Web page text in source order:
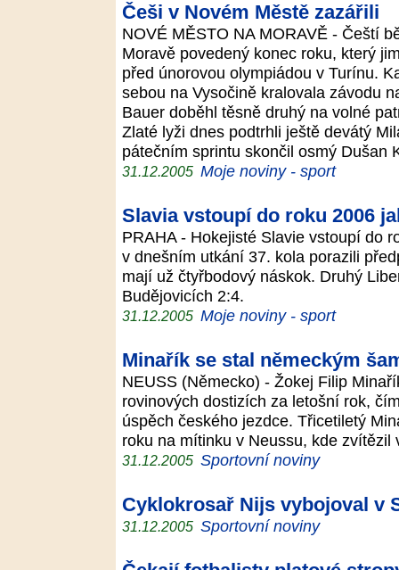
Češi v Novém Městě zazářili
NOVÉ MĚSTO NA MORAVĚ - Čeští
Moravě povedený konec roku, který
před únorovou olympiádou v Turínu.
sebou na Vysočině kralovala závodu
Bauer doběhl těsně druhý na volné
Zlaté lyži dnes podtrhli ještě devátý
pátečním sprintu skončil osmý Dušan
31.12.2005 Moje noviny - sport
Slavia vstoupí do roku 2006
PRAHA - Hokejisté Slavie vstoupí do
v dnešním utkání 37. kola porazili
mají už čtyřbodový náskok. Druhý
Budějovicích 2:4.
31.12.2005 Moje noviny - sport
Minařík se stal německým
NEUSS (Německo) - Žokej Filip
rovinových dostizích za letošní rok,
úspěch českého jezdce. Třicetiletý
roku na mítinku v Neussu, kde
31.12.2005 Sportovní noviny
Cyklokrosař Nijs vybojoval v
31.12.2005 Sportovní noviny